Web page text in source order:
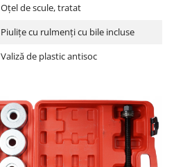
Oțel de scule, tratat
Piulițe cu rulmenți cu bile incluse
Valiză de plastic antisoc